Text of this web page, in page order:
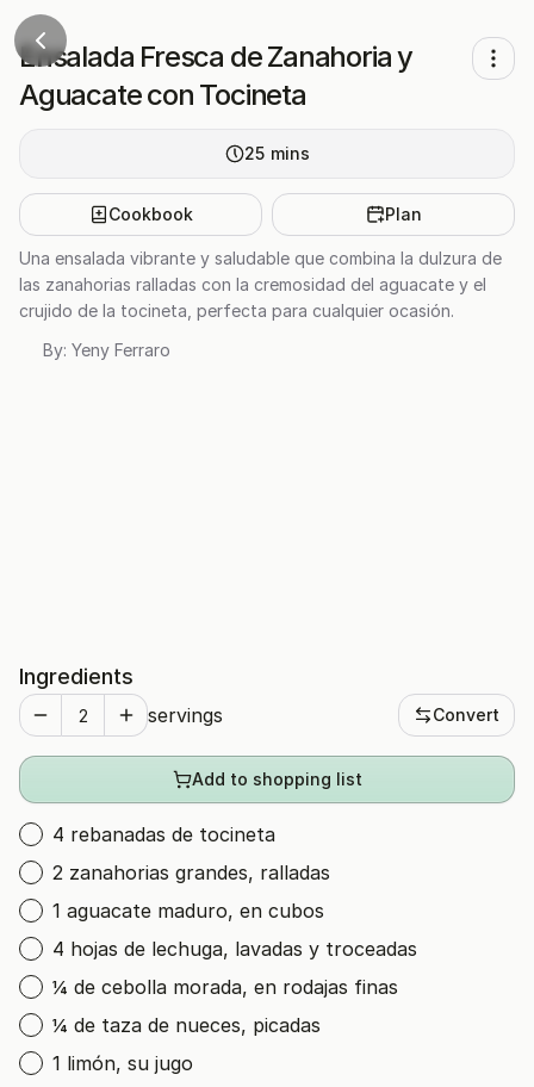
Ensalada Fresca de Zanahoria y
Aguacate con Tocineta
25 mins
Cookbook Plan
Una ensalada vibrante y saludable que combina la dulzura de
las zanahorias ralladas con la cremosidad del aguacate y el
crujido de la tocineta, perfecta para cualquier ocasión.
By: Yeny Ferraro
Ingredients
servings Convert
Add to shopping list
4 rebanadas de tocineta
2 zanahorias grandes, ralladas
1 aguacate maduro, en cubos
4 hojas de lechuga, lavadas y troceadas
¼ de cebolla morada, en rodajas finas
¼ de taza de nueces, picadas
1 limón, su jugo